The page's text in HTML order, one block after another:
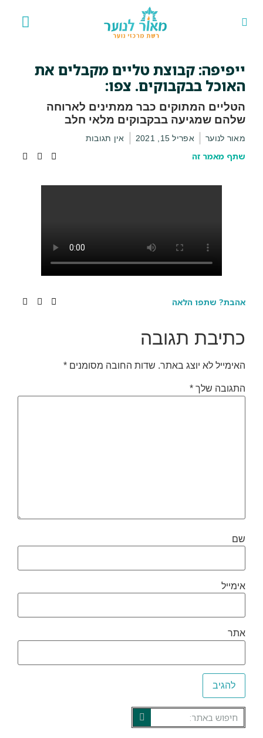
ייפיפה: קבוצת טליים מקבלים את
האוכל בבקבוקים. צפו:
הטליים המתוקים כבר ממתינים לארוחה
שלהם שמגיעה בבקבוקים מלאי חלב
מאור לנוער אפריל 15, 2021 אין תגובות
שתף מאמר זה
אהבת? שתפו הלאה
כתיבת תגובה
האימייל לא יוצג באתר. שדות החובה מסומנים *
התגובה שלך *
שם
אימייל
אתר